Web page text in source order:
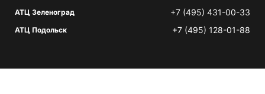
АТЦ Зеленоград +7 (495) 431-00-33
АТЦ Подольск +7 (495) 128-01-88